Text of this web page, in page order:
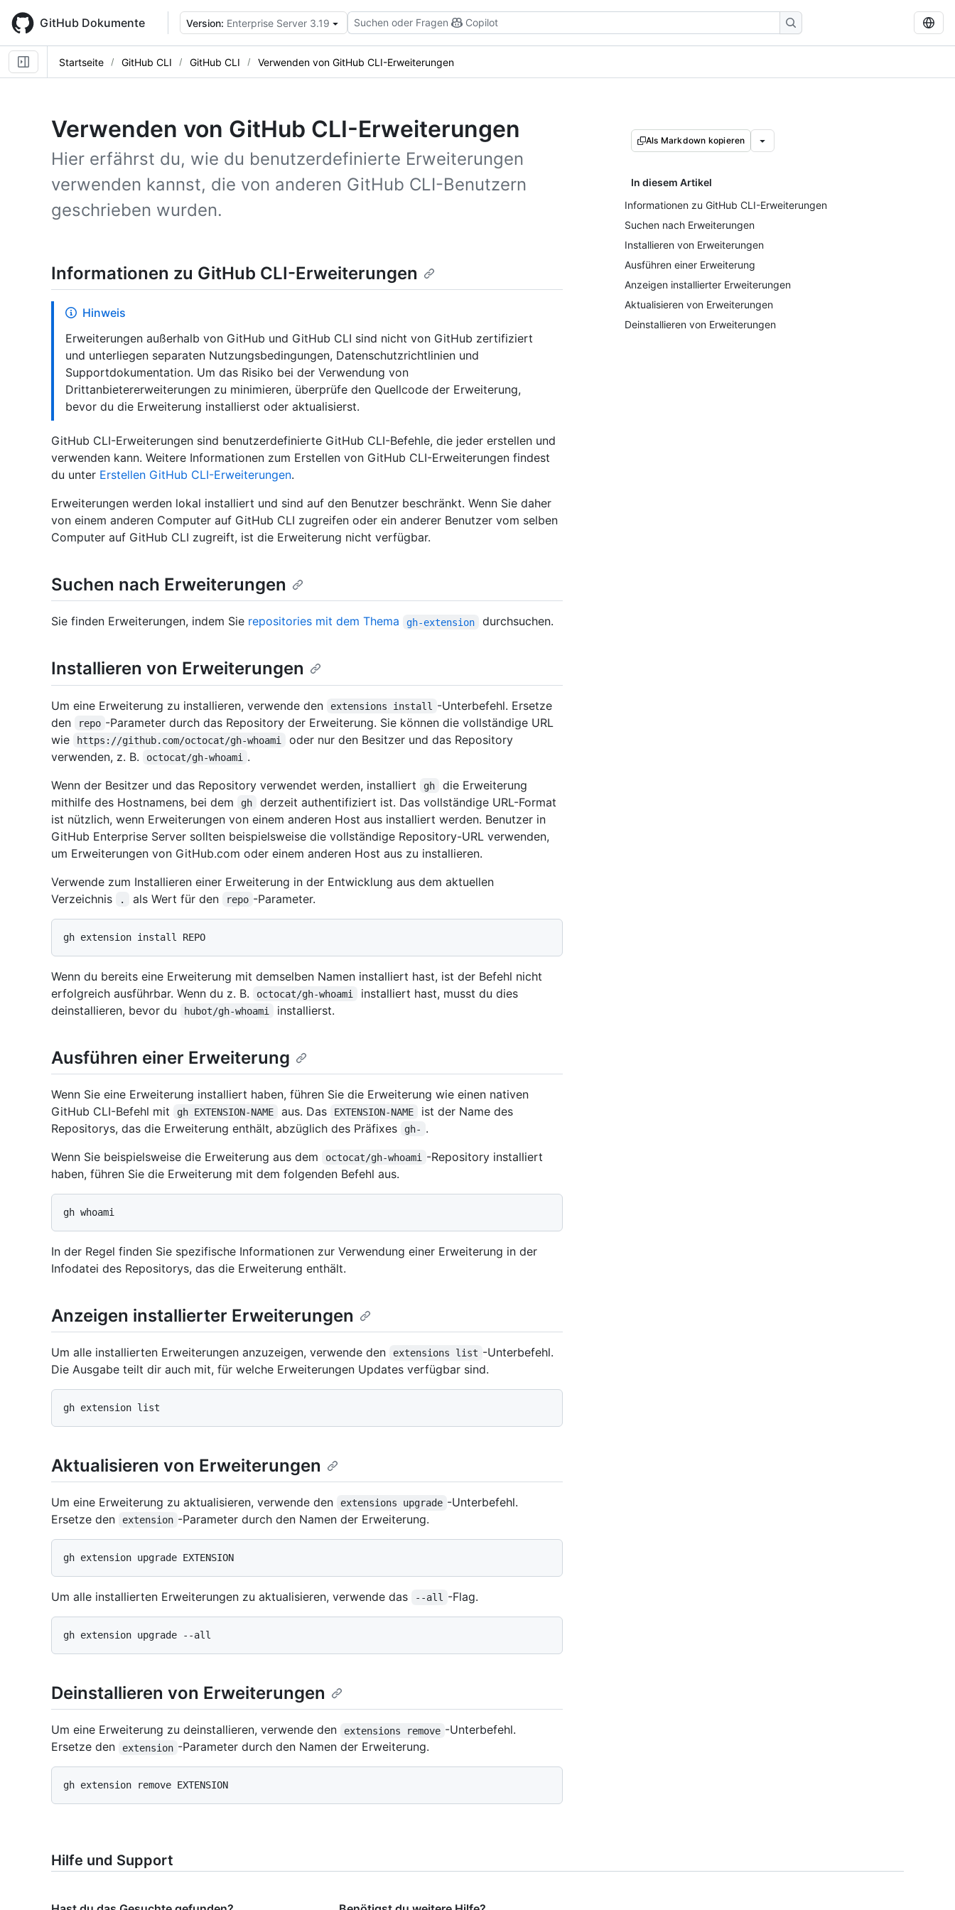
main
content
GitHub Dokumente Version: Enterprise Server 3.19 Suchen oder Fragen Copilot
Startseite GitHub CLI GitHub CLI Verwenden von GitHub CLI-Erweiterungen
Verwenden von GitHub CLI-Erweiterungen
Hier erfährst du, wie du benutzerdefinierte Erweiterungen
verwenden kannst, die von anderen GitHub CLI-Benutzern
geschrieben wurden.
Als Markdown kopieren
In diesem Artikel
Informationen zu GitHub CLI-Erweiterungen
Suchen nach Erweiterungen
Installieren von Erweiterungen
Ausführen einer Erweiterung
Anzeigen installierter Erweiterungen
Aktualisieren von Erweiterungen
Deinstallieren von Erweiterungen
Informationen zu GitHub CLI-Erweiterungen
Hinweis
Erweiterungen außerhalb von GitHub und GitHub CLI sind nicht von GitHub zertifiziert
und unterliegen separaten Nutzungsbedingungen, Datenschutzrichtlinien und
Supportdokumentation. Um das Risiko bei der Verwendung von
Drittanbietererweiterungen zu minimieren, überprüfe den Quellcode der Erweiterung,
bevor du die Erweiterung installierst oder aktualisierst.
GitHub CLI-Erweiterungen sind benutzerdefinierte GitHub CLI-Befehle, die jeder erstellen und
verwenden kann. Weitere Informationen zum Erstellen von GitHub CLI-Erweiterungen findest
du unter Erstellen GitHub CLI-Erweiterungen.
Erweiterungen werden lokal installiert und sind auf den Benutzer beschränkt. Wenn Sie daher
von einem anderen Computer auf GitHub CLI zugreifen oder ein anderer Benutzer vom selben
Computer auf GitHub CLI zugreift, ist die Erweiterung nicht verfügbar.
Suchen nach Erweiterungen
Sie finden Erweiterungen, indem Sie repositories mit dem Thema gh-extension durchsuchen.
Installieren von Erweiterungen
Um eine Erweiterung zu installieren, verwende den extensions install
-Unterbefehl. Ersetze
den
repo -Parameter durch das Repository der Erweiterung. Sie können die vollständige URL
wie
https://github.com/octocat/gh-whoami
oder nur den Besitzer und das Repository
verwenden, z. B.
octocat/gh-whoami
.
Wenn der Besitzer und das Repository verwendet werden, installiert
gh
die Erweiterung
mithilfe des Hostnamens, bei dem
gh
derzeit authentifiziert ist. Das vollständige URL-Format
ist nützlich, wenn Erweiterungen von einem anderen Host aus installiert werden. Benutzer in
GitHub Enterprise Server sollten beispielsweise die vollständige Repository-URL verwenden,
um Erweiterungen von GitHub.com oder einem anderen Host aus zu installieren.
Verwende zum Installieren einer Erweiterung in der Entwicklung aus dem aktuellen
Verzeichnis
. als Wert für den repo -Parameter.
Wenn du bereits eine Erweiterung mit demselben Namen installiert hast, ist der Befehl nicht
erfolgreich ausführbar. Wenn du z. B.
octocat/gh-whoami
installiert hast, musst du dies
deinstallieren, bevor du
hubot/gh-whoami installierst.
Ausführen einer Erweiterung
Wenn Sie eine Erweiterung installiert haben, führen Sie die Erweiterung wie einen nativen
GitHub CLI-Befehl mit
gh EXTENSION-NAME aus. Das EXTENSION-NAME
ist der Name des
Repositorys, das die Erweiterung enthält, abzüglich des Präfixes
gh- .
Wenn Sie beispielsweise die Erweiterung aus dem
octocat/gh-whoami
-Repository installiert
haben, führen Sie die Erweiterung mit dem folgenden Befehl aus.
In der Regel finden Sie spezifische Informationen zur Verwendung einer Erweiterung in der
Infodatei des Repositorys, das die Erweiterung enthält.
Anzeigen installierter Erweiterungen
Um alle installierten Erweiterungen anzuzeigen, verwende den extensions list -Unterbefehl.
Die Ausgabe teilt dir auch mit, für welche Erweiterungen Updates verfügbar sind.
Aktualisieren von Erweiterungen
Um eine Erweiterung zu aktualisieren, verwende den extensions upgrade -Unterbefehl.
Ersetze den
extension -Parameter durch den Namen der Erweiterung.
Um alle installierten Erweiterungen zu aktualisieren, verwende das --all -Flag.
Deinstallieren von Erweiterungen
Um eine Erweiterung zu deinstallieren, verwende den extensions remove -Unterbefehl.
Ersetze den
extension -Parameter durch den Namen der Erweiterung.
Hilfe und Support